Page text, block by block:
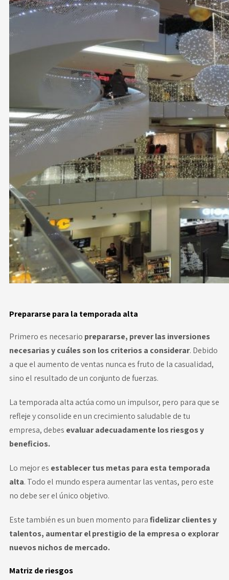
Prepararse para la temporada alta
Primero es necesario prepararse, prever las inversiones
necesarias y cuáles son los criterios a considerar. Debido
a que el aumento de ventas nunca es fruto de la casualidad,
sino el resultado de un conjunto de fuerzas.
La temporada alta actúa como un impulsor, pero para que se
refleje y consolide en un crecimiento saludable de tu
empresa, debes evaluar adecuadamente los riesgos y
beneficios.
Lo mejor es establecer tus metas para esta temporada
alta. Todo el mundo espera aumentar las ventas, pero este
no debe ser el único objetivo.
Este también es un buen momento parafidelizar clientes y
talentos, aumentar el prestigio de la empresa o explorar
nuevos nichos de mercado.
Matriz de riesgos